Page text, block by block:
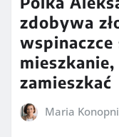
zdobywa
zamieszkać
Maria